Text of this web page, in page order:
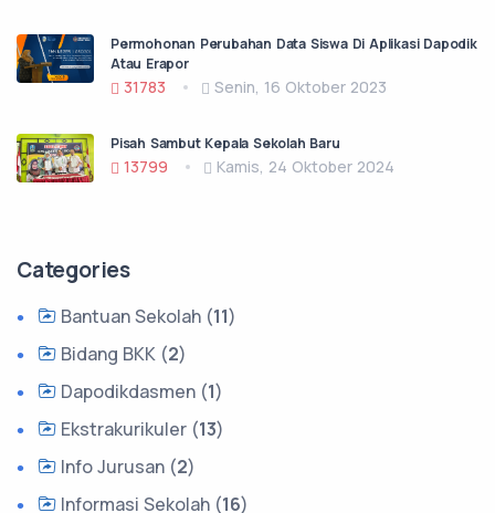
Permohonan Perubahan Data Siswa Di Aplikasi Dapodik
Atau Erapor
31783 Senin, 16 Oktober 2023
Pisah Sambut Kepala Sekolah Baru
13799 Kamis, 24 Oktober 2024
Categories
Bantuan Sekolah (11)
Bidang BKK (2)
Dapodikdasmen (1)
Ekstrakurikuler (13)
Info Jurusan (2)
Informasi Sekolah (16)